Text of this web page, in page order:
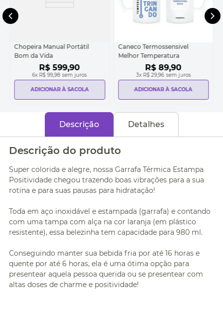
Chopeira Manual Portátil
Bom da Vida
R$ 599,90
6x R$ 99,98 sem juros
ADICIONAR À SACOLA
Caneco Termossensivel
Melhor Temperatura
R$ 89,90
3x R$ 29,96 sem juros
ADICIONAR À SACOLA
Descrição Detalhes
Descrição do produto
Super colorida e alegre, nossa Garrafa Térmica Estampa
Positividade chegou trazendo boas vibrações para a sua
rotina e para suas pausas para hidratação!
Toda em aço inoxidável e estampada (garrafa) e contando
com uma tampa com alça na cor laranja (em plástico
resistente), essa belezinha tem capacidade para 980 ml.
Conseguindo manter sua bebida fria por até 16 horas e
quente por até 6 horas, ela é uma ótima opção para
presentear aquela pessoa querida ou se presentear com
altas doses de charme e positividade!